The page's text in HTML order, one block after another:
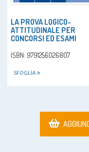
LA PROVA LOGICO-
ATTITUDINALE PER
CONCORSI ED ESAMI
ISBN: 9791256026807
SFOGLIA